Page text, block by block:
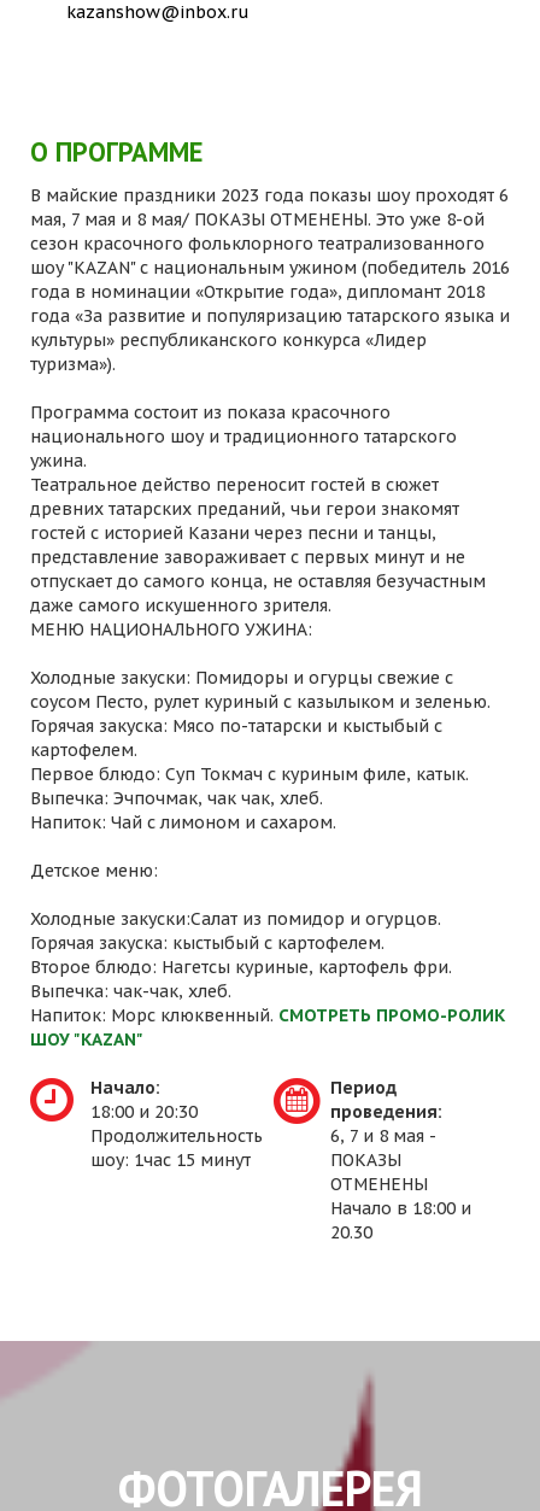
kazanshow@inbox.ru
О ПРОГРАММЕ
В майские праздники 2023 года показы шоу проходят 6
мая, 7 мая и 8 мая/ ПОКАЗЫ ОТМЕНЕНЫ. Это уже 8-ой
сезон красочного фольклорного театрализованного
шоу "KAZAN" с национальным ужином (победитель 2016
года в номинации «Открытие года», дипломант 2018
года «За развитие и популяризацию татарского языка и
культуры» республиканского конкурса «Лидер
туризма»).
Программа состоит из показа красочного
национального шоу и традиционного татарского
ужина.
Театральное действо переносит гостей в сюжет
древних татарских преданий, чьи герои знакомят
гостей с историей Казани через песни и танцы,
представление завораживает с первых минут и не
отпускает до самого конца, не оставляя безучастным
даже самого искушенного зрителя.
МЕНЮ НАЦИОНАЛЬНОГО УЖИНА:
Холодные закуски: Помидоры и огурцы свежие с
соусом Песто, рулет куриный с казылыком и зеленью.
Горячая закуска: Мясо по-татарски и кыстыбый с
картофелем.
Первое блюдо: Суп Токмач с куриным филе, катык.
Выпечка: Эчпочмак, чак чак, хлеб.
Напиток: Чай с лимоном и сахаром.
Детское меню:
Холодные закуски:Салат из помидор и огурцов.
Горячая закуска: кыстыбый с картофелем.
Второе блюдо: Нагетсы куриные, картофель фри.
Выпечка: чак-чак, хлеб.
Напиток: Морс клюквенный. СМОТРЕТЬ ПРОМО-РОЛИК
ШОУ "KAZAN"
Начало:
18:00 и 20:30
Продолжительность
шоу: 1час 15 минут
Период
проведения:
6, 7 и 8 мая -
ПОКАЗЫ
ОТМЕНЕНЫ
Начало в 18:00 и
20.30
ФОТОГАЛЕРЕЯ